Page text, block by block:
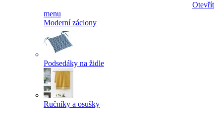
Otevřít
menu
Moderní záclony
Podsedáky na židle
Ručníky a osušky